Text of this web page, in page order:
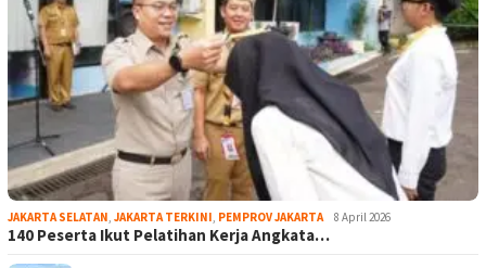
JAKARTA SELATAN JAKARTA TERKINI PEMPROV JAKARTA 8 April 2026
140 Peserta Ikut Pelatihan Kerja Angkata…